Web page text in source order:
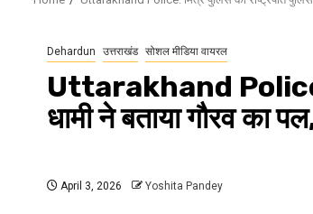
Dehardun उत्तराखंड सोशल मीडिया वायरल
Uttarakhand Police:
धामी ने बताया गौरव का
April 3, 2026 Yoshita Pandey